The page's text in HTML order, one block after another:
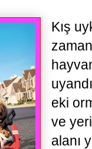
Kış
eki
ve
alanı